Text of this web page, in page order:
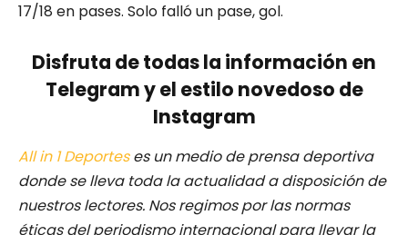
17/18 en pases. Solo falló un pase, gol.
Disfruta de todas la información en
Telegram y el estilo novedoso de
Instagram
All in 1 Deporteses un medio de prensa deportiva
donde se lleva toda la actualidad a disposición de
nuestros lectores. Nos regimos por las normas
éticas del periodismo internacional para llevar la